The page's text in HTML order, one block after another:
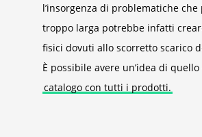
l’insorgenza di problematiche
troppo larga potrebbe infatti
fisici dovuti allo scorretto scarico
È possibile avere un’idea di
catalogo con tutti i prodotti.